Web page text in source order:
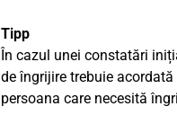
Tipp
În cazul unei constatări
de îngrijire trebuie
persoana care necesită